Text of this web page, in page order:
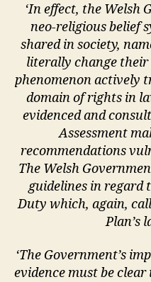
‘In effect, the Welsh
neo-religious belief
shared in society,
literally change their
phenomenon actively
domain of rights in
evidenced and
Assessment
recommendations
The Welsh
guidelines in regard
Duty which, again,
Plan’s
‘The Government’s
evidence must be